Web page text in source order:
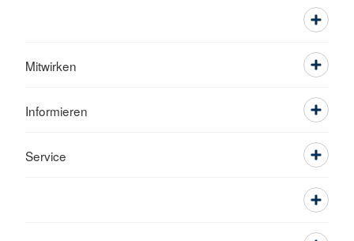
Mitwirken
Informieren
Service